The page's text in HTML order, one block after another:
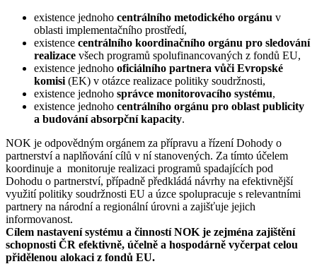
existence jednoho centrálního metodického orgánu v
oblasti implementačního prostředí,
existence centrálního koordinačního orgánu pro sledování
realizace všech programů spolufinancovaných z fondů EU,
existence jednoho oficiálního partnera vůči Evropské
komisi (EK) v otázce realizace politiky soudržnosti,
existence jednoho správce monitorovacího systému,
existence jednoho centrálního orgánu pro oblast publicity
a budování absorpční kapacity.
NOK je odpovědným orgánem za přípravu a řízení Dohody o
partnerství a naplňování cílů v ní stanovených. Za tímto účelem
koordinuje a monitoruje realizaci programů spadajících pod
Dohodu o partnerství, případně předkládá návrhy na efektivnější
využití politiky soudržnosti EU a úzce spolupracuje s relevantními
partnery na národní a regionální úrovni a zajišťuje jejich
informovanost.
Cílem nastavení systému a činností NOK je zejména zajištění
schopnosti ČR efektivně, účelně a hospodárně vyčerpat celou
přidělenou alokaci z fondů EU.